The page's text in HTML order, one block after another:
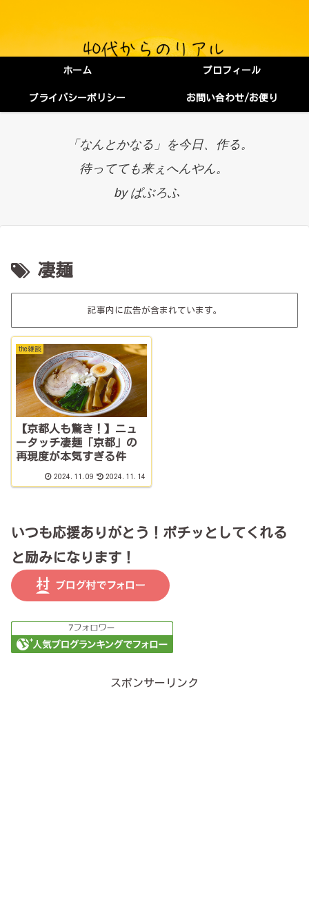
ホーム プロフィール
プライバシーポリシー お問い合わせ/お便り
「なんとかなる」を今日、作る。
待ってても来ぇへんやん。
by ぱぶろふ
凄麺
記事内に広告が含まれています。
the雑談
【京都人も驚き！】ニュ
ータッチ凄麺「京都」の
再現度が本気すぎる件
2024.11.09 2024.11.14
いつも応援ありがとう！ポチッとしてくれる
と励みになります！
スポンサーリンク